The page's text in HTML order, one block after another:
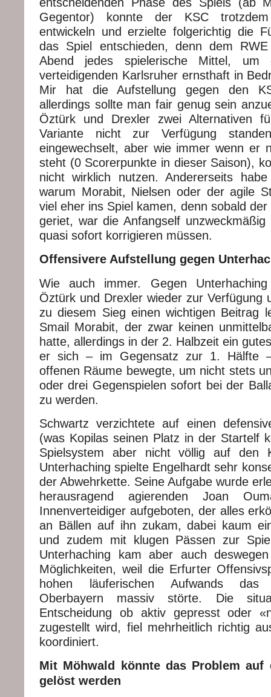
Gegentor) konnte der KSC
entwickeln und erzielte folgerichtig die
das Spiel entschieden, denn dem
Abend jedes spielerische Mittel, um
verteidigenden Karlsruher ernsthaft in
Mir hat die Aufstellung gegen den
allerdings sollte man fair genug sein
Öztürk und Drexler zwei Alternativen
Variante nicht zur Verfügung
eingewechselt, aber wie immer wenn er
steht (0 Scorerpunkte in dieser Saison),
nicht wirklich nutzen. Andererseits
warum Morabit, Nielsen oder der agile
viel eher ins Spiel kamen, denn sobald
geriet, war die Anfangself
quasi sofort korrigieren müssen.
Offensivere Aufstellung gegen
Wie auch immer. Gegen
Öztürk und Drexler wieder zur Verfügung
zu diesem Sieg einen wichtigen Beitrag
Smail Morabit, der zwar keinen
hatte, allerdings in der 2. Halbzeit ein
er sich – im Gegensatz zur 1. Hälfte
offenen Räume bewegte, um nicht stets
oder drei Gegenspielen sofort bei der
zu werden.
Schwartz verzichtete auf einen
(was Kopilas seinen Platz in der Startelf
Spielsystem aber nicht völlig auf den
Unterhaching spielte Engelhardt sehr
der Abwehrkette. Seine Aufgabe wurde
herausragend agierenden Joan
Innenverteidiger aufgeboten, der alles
an Bällen auf ihn zukam, dabei kaum
und zudem mit klugen Pässen zur
Unterhaching kam aber auch
Möglichkeiten, weil die Erfurter
hohen läuferischen Aufwands das
Oberbayern massiv störte. Die
Entscheidung ob aktiv gepresst oder
zugestellt wird, fiel mehrheitlich richtig
koordiniert.
Mit Möhwald könnte das Problem auf
gelöst werden